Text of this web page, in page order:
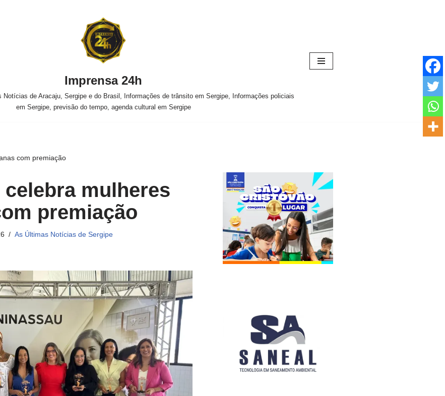
Imprensa 24h
Notícias de Aracaju, Sergipe e do Brasil, Informações de trânsito em Sergipe, Informações policiais
em Sergipe, previsão do tempo, agenda cultural em Sergipe
com premiação
celebra mulheres
premiação
As Últimas Notícias de Sergipe